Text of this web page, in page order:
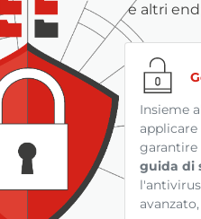
e altri
Insieme
applicare
guida di